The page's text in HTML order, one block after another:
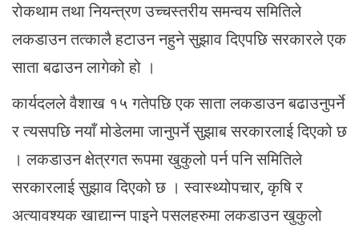
रोकथाम तथा नियन्त्रण उच्चस्तरीय समन्वय समितिले
लकडाउन तत्कालै हटाउन नहुने सुझाव दिएपछि सरकारले एक
साता बढाउन लागेको हो ।
कार्यदलले वैशाख १५ गतेपछि एक साता लकडाउन बढाउनुपर्ने
र त्यसपछि नयाँ मोडेलमा जानुपर्ने सुझाब सरकारलाई दिएको छ
। लकडाउन क्षेत्रगत रूपमा खुकुलो पर्न पनि समितिले
सरकारलाई सुझाव दिएको छ । स्वास्थ्योपचार, कृषि र
अत्यावश्यक खाद्यान्न पाइने पसलहरुमा लकडाउन खुकुलो